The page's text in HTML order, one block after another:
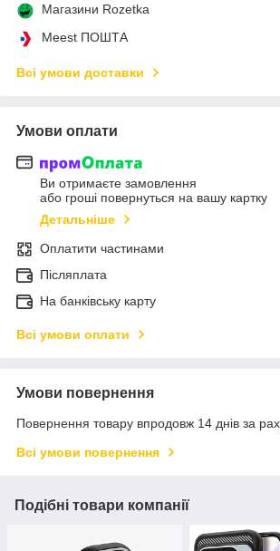
Магазини Rozetka
Meest ПОШТА
Всі умови доставки
Умови оплати
Ви отримаєте замовлення
або гроші повернуться на вашу картку
Детальніше
Оплатити частинами
Післяплата
На банківську карту
Всі умови оплати
Умови повернення
Повернення товару впродовж 14 днів за
Всі умови повернення
Подібні товари компанії